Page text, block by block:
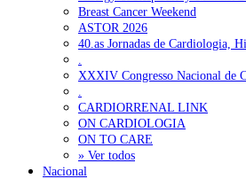
Oncologia, formação e investigação
Montenegro defende gestão pública
médicos de família
Governo admite cobrar taxas a
cuidados continuados 5 de Agosto,
Estudo aponta potencial da casca de
da inflamação da asma
Breast Cancer Weekend
ASTOR 2026
40.as Jornadas de Cardiologia,
.
XXXIV Congresso Nacional de
.
CARDIORRENAL LINK
ON CARDIOLOGIA
ON TO CARE
» Ver todos
Nacional